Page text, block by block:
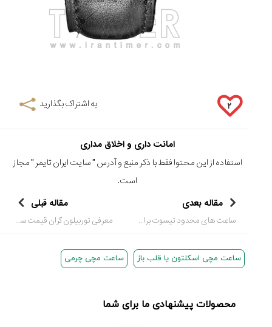
۲ به اشتراک بگذارید
امانت داری و اخلاق مداری
استفاده از این محتوا فقط با ذکر منبع و آدرس "سایت ایران تایمر" مجاز
است.
مقاله بعدی
ساعت های محدود تیسوت برای هفدهمین بازی های آسیایی Incheon 2014
مقاله قبلی
معرفی توربیلون گران قیمت سفایر RM 56-02 ریچارد میل
ساعت مچی اسکلتون یا قلب باز ساعت مچی چرمی
محصولات پیشنهادی ما برای شما